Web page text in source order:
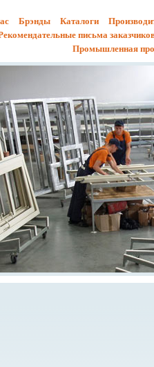
Брэнды Каталоги
письма
Промышленная